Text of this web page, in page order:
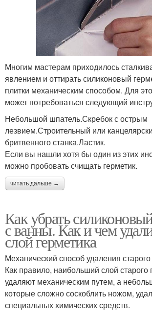
Многим мастерам приходилось
явлением и оттирать силиконовый
плитки механическим способом. Для
может потребоваться следующий
Небольшой шпатель.Скребок с острым
лезвием.Строительный или
бритвенного станка.Ластик.
Если вы нашли хотя бы один из этих
можно пробовать счищать герметик.
читать дальше →
Как убрать
с ванны. Как и чем
слой герметика
Механический способ удаления
Как правило, наибольший слой старого
удаляют механическим путем, а
которые сложно соскоблить ножом,
специальных химических средств.